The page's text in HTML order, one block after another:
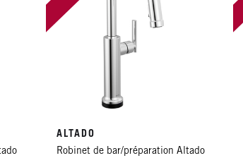
ALTADO
Robinet de bar/préparation Altado